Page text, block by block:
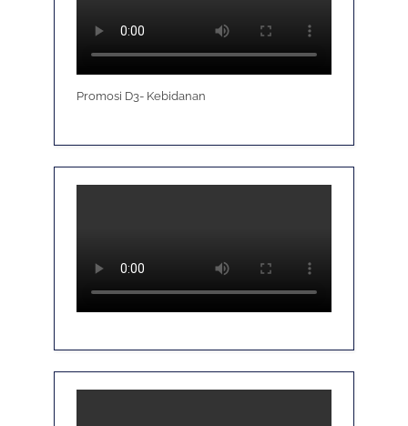
Promosi D3- Kebidanan